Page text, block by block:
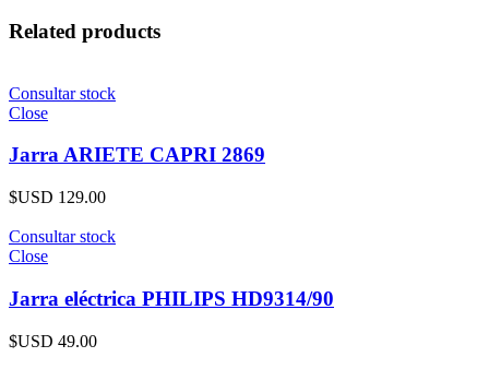
Related products
Consultar stock
Close
Jarra ARIETE CAPRI 2869
$USD 129.00
Consultar stock
Close
Jarra eléctrica PHILIPS HD9314/90
$USD 49.00